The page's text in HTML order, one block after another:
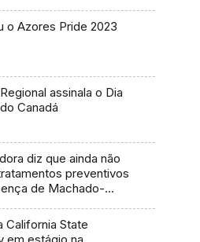
o Azores Pride 2023
assinala o Dia
Canadá
diz que ainda não
preventivos
de Machado-
California State